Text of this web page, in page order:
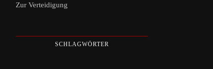
Zur Verteidigung
SCHLAGWÖRTER